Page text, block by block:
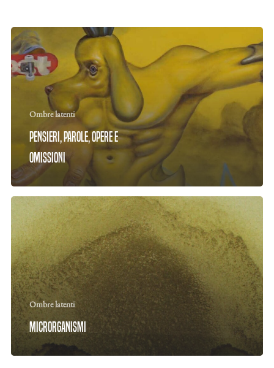
Ombre latenti
Pensieri, parole, opere e
omissioni
Ombre latenti
Microrganismi